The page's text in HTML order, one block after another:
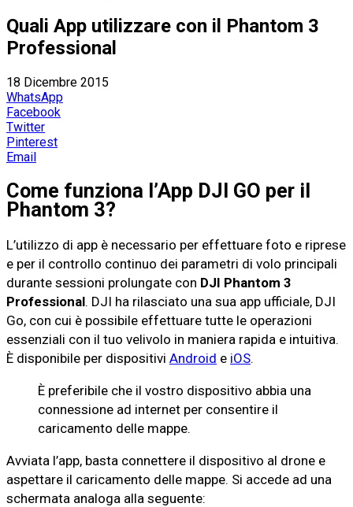
Quali App utilizzare con il Phantom 3
Professional
18 Dicembre 2015
WhatsApp
Facebook
Twitter
Pinterest
Email
Come funziona l’App DJI GO per il
Phantom 3?
L’utilizzo di app è necessario per effettuare foto e riprese
e per il controllo continuo dei parametri di volo principali
durante sessioni prolungate con DJI Phantom 3
Professional. DJI ha rilasciato una sua app ufficiale, DJI
Go, con cui è possibile effettuare tutte le operazioni
essenziali con il tuo velivolo in maniera rapida e intuitiva.
È disponibile per dispositivi Android e iOS.
È preferibile che il vostro dispositivo abbia una
connessione ad internet per consentire il
caricamento delle mappe.
Avviata l’app, basta connettere il dispositivo al drone e
aspettare il caricamento delle mappe. Si accede ad una
schermata analoga alla seguente: